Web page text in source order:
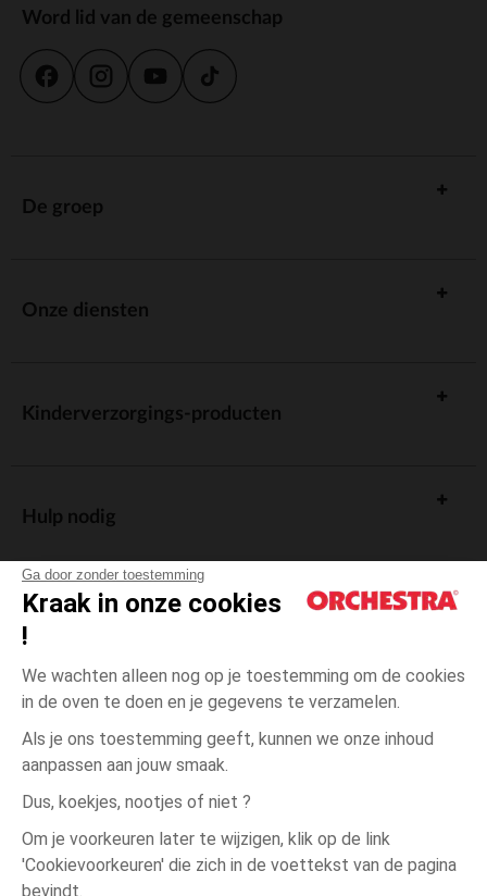
Ga door zonder toestemming
Kraak in onze cookies
!
We wachten alleen nog op je toestemming om de cookies
in de oven te doen en je gegevens te verzamelen.
Als je ons toestemming geeft, kunnen we onze inhoud
aanpassen aan jouw smaak.
Dus, koekjes, nootjes of niet ?
Om je voorkeuren later te wijzigen, klik op de link
'Cookievoorkeuren' die zich in de voettekst van de pagina
bevindt.
Ecru Ecru
6
Word lid van de gemeenschap
De groep
Onze diensten
Kinderverzorgings-producten
Hulp nodig
Algemene verkoopsvoorwaarden
Wettelijke bepalingen
Persoonsgegevens